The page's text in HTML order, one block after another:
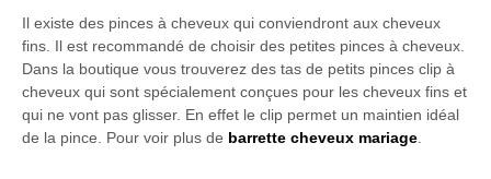
Il existe des pinces à cheveux qui conviendront aux cheveux
fins. Il est recommandé de choisir des petites pinces à cheveux.
Dans la boutique vous trouverez des tas de petits pinces clip à
cheveux qui sont spécialement conçues pour les cheveux fins et
qui ne vont pas glisser. En effet le clip permet un maintien idéal
de la pince. Pour voir plus de barrette cheveux mariage